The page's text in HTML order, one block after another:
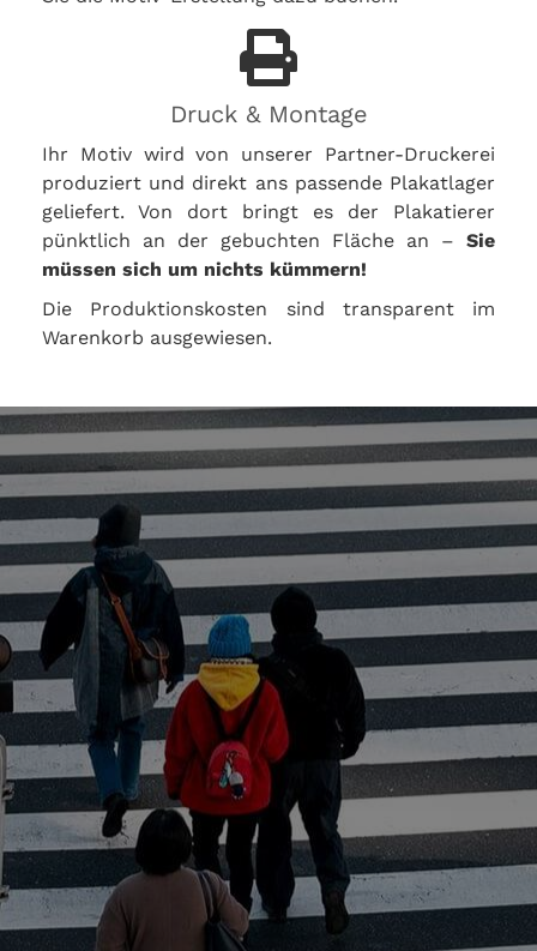
Druck & Montage
Ihr Motiv wird von unserer Partner-Druckerei
produziert und direkt ans passende Plakatlager
geliefert. Von dort bringt es der Plakatierer
pünktlich an der gebuchten Fläche an – Sie
müssen sich um nichts kümmern!
Die Produktionskosten sind transparent im
Warenkorb ausgewiesen.